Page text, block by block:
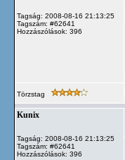
Tagság: 2008-08-16 21:13:25
Tagszám: #62641
Hozzászólások: 396
Törzstag
Kunix
Tagság: 2008-08-16 21:13:25
Tagszám: #62641
Hozzászólások: 396